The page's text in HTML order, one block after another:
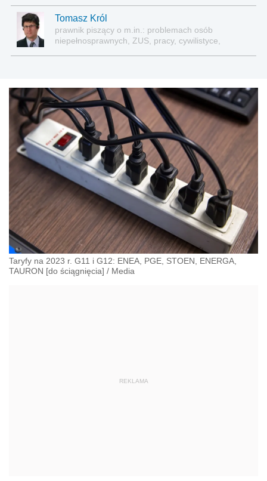
Tomasz Król
prawnik piszący o m.in.: problemach osób
niepełnosprawnych, ZUS, pracy, cywilistyce,
Taryfy na 2023 r. G11 i G12: ENEA, PGE, STOEN, ENERGA,
TAURON [do ściągnięcia] / Media